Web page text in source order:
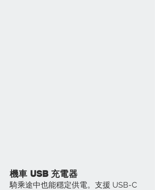
機車 USB 充電器
騎乘途中也能穩定供電。支援 USB-C